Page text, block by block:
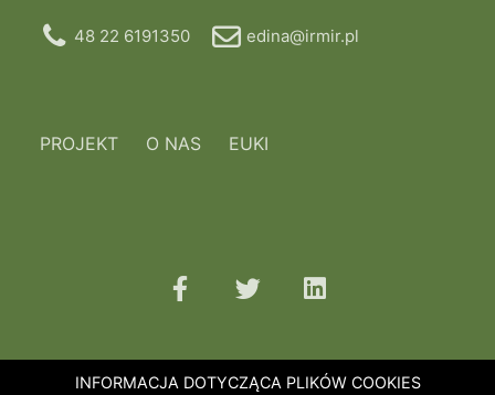
48 22 6191350 edina@irmir.pl
PROJEKT O NAS EUKI
INFORMACJA DOTYCZĄCA PLIKÓW COOKIES